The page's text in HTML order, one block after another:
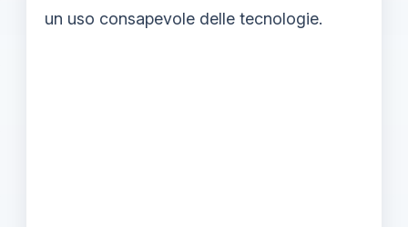
un uso consapevole delle tecnologie.